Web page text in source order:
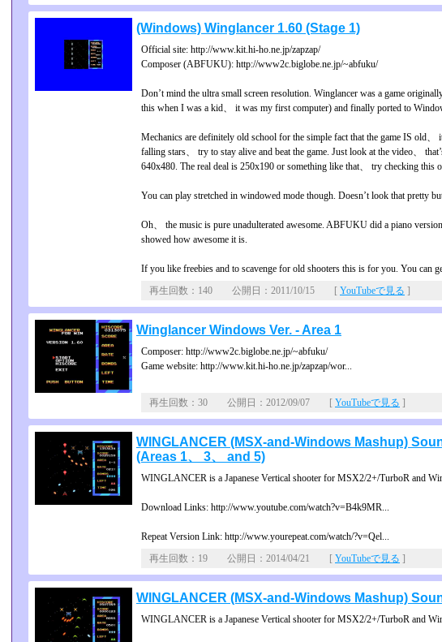
(Windows) Winglancer 1.60 (Stage 1)
Official site: http://www.kit.hi-ho.ne.jp/zapzap/
Composer (ABFUKU): http://www2c.biglobe.ne.jp/~abfuku/
Don’t mind the ultra small screen resolution. Winglancer was a game
this when I was a kid、 it was my first computer) and finally ported to
Mechanics are definitely old school for the simple fact that the game IS old、
falling stars、 try to stay alive and beat the game. Just look at the video、
640x480. The real deal is 250x190 or something like that、 try checking this
You can play stretched in windowed mode though. Doesn’t look that pretty
Oh、 the music is pure unadulterated awesome. ABFUKU did a piano
showed how awesome it is.
If you like freebies and to scavenge for old shooters this is for you. You can
再生回数：140 公開日：2011/10/15 [ YouTubeで見る ]
Winglancer Windows Ver. - Area 1
Composer: http://www2c.biglobe.ne.jp/~abfuku/
Game website: http://www.kit.hi-ho.ne.jp/zapzap/wor...
再生回数：30 公開日：2012/09/07 [ YouTubeで見る ]
WINGLANCER (MSX-and-Windows Mashup)
(Areas 1、 3、 and 5)
WINGLANCER is a Japanese Vertical shooter for MSX2/2+/TurboR and
Download Links: http://www.youtube.com/watch?v=B4k9MR...
Repeat Version Link: http://www.yourepeat.com/watch/?v=Qel...
再生回数：19 公開日：2014/04/21 [ YouTubeで見る ]
WINGLANCER (MSX-and-Windows Mashup)
WINGLANCER is a Japanese Vertical shooter for MSX2/2+/TurboR and